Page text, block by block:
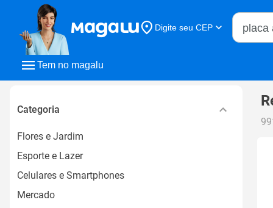
Tem no magalu
Digite seu CEP
Buscar
Categoria
Flores e Jardim
Esporte e Lazer
Celulares e Smartphones
Mercado